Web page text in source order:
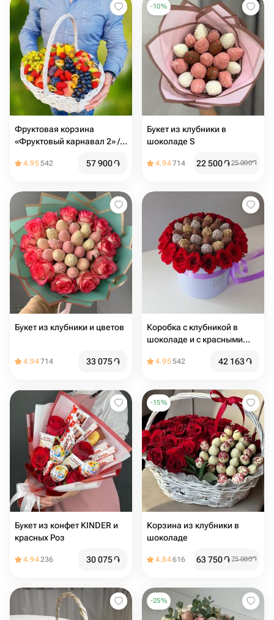
Фруктовая корзина
«Фруктовый карнавал 2» /
/ свежие фрукты /
подарочная корзина
4.95542 57 900֏
-10%
Букет из клубники в
шоколаде S
4.94714 22 500֏25 000֏
Букет из клубники и цветов
4.94714 33 075֏
Коробка с клубникой в
шоколаде и с красными
4.95542 42 163֏
Букет из конфет KINDER и
красных Роз
4.94236 30 075֏
-15%
Корзина из клубники в
шоколаде
4.84616 63 750֏75 000֏
-25%